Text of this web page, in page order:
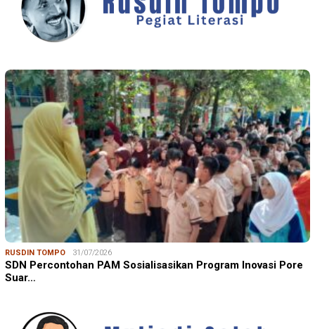
RUSDIN TOMPO 31/07/2026
SDN Percontohan PAM Sosialisasikan Program Inovasi Pore
Suar…